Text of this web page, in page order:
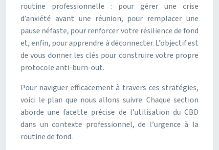
routine professionnelle : pour gérer une crise
d’anxiété avant une réunion, pour remplacer une
pause néfaste, pour renforcer votre résilience de fond
et, enfin, pour apprendre à déconnecter. L’objectif est
de vous donner les clés pour construire votre propre
protocole anti-burn-out.
Pour naviguer efficacement à travers ces stratégies,
voici le plan que nous allons suivre. Chaque section
aborde une facette précise de l’utilisation du CBD
dans un contexte professionnel, de l’urgence à la
routine de fond.